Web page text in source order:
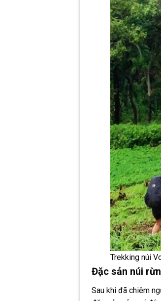
Trekking núi
Đặc sản núi
Sau khi đã chiêm